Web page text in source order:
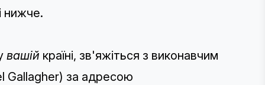
нижче.
вашій країні, зв'яжіться з виконавчим
Gallagher) за адресою